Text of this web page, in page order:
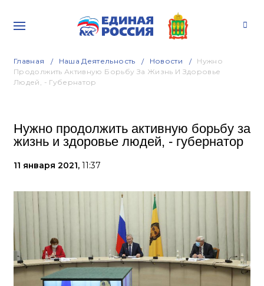
Главная Наша Деятельность Новости
Нужно
Продолжить Активную Борьбу За Жизнь И Здоровье
Людей, - Губернатор
Нужно продолжить активную борьбу за
жизнь и здоровье людей, - губернатор
11 января 2021, 11:37